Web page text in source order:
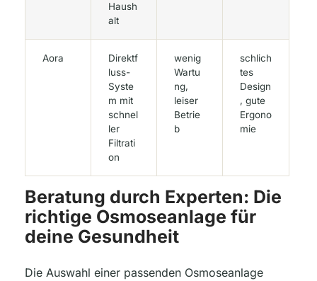
Haush
alt
Aora
Direktf
luss-
Syste
m mit
schnel
ler
Filtrati
on
wenig
Wartu
ng,
leiser
Betrie
b
schlich
tes
Design
, gute
Ergono
mie
Beratung durch Experten: Die
richtige Osmoseanlage für
deine Gesundheit
Die Auswahl einer passenden Osmoseanlage